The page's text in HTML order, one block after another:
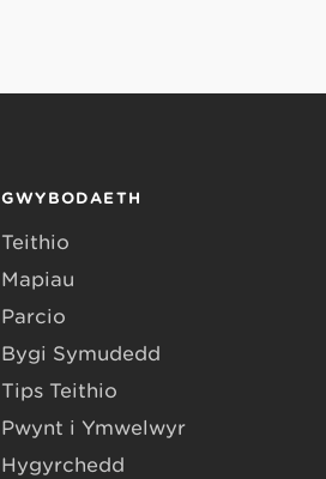
GWYBODAETH
Teithio
Mapiau
Parcio
Bygi Symudedd
Tips Teithio
Pwynt i Ymwelwyr
Hygyrchedd